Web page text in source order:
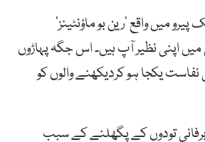
میں واقع ‘رین بو ماؤنٹینز’
اپنی نظیر آپ ہیں۔ اس جگہ پہاڑوں
یکجا ہو کردیکھنے والوں کو
تودوں کے پگھلنے کے سبب